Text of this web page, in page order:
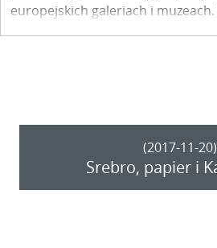
europejskich galeriach i
Marcina Tymińskiego zostanie
(2017-11-20)
Srebro, papier i